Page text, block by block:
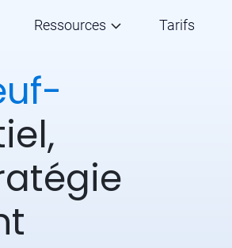
Ressources Tarifs